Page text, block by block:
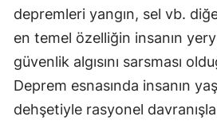
depremleri yangın, sel vb.
en temel özelliğin insanın
güvenlik algısını sarsması
Deprem esnasında insanın
dehşetiyle rasyonel